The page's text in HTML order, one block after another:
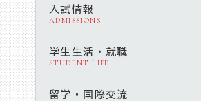
入試情報
ADMISSIONS
学生生活・就職
STUDENT LIFE
留学・国際交流